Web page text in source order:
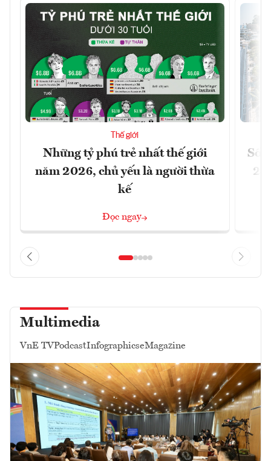
Thế giới
Những tỷ phú trẻ nhất thế giới
năm 2026, chủ yếu là người thừa
kế
Đọc ngay
Số
Multimedia
VnE TVPodcastInfographicseMagazine